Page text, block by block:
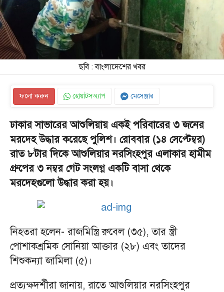
ছবি : বাংলাদেশের খবর
ফলো করুন হোয়াটসঅ্যাপ মেসেঞ্জার
ঢাকার সাভারের আশুলিয়ায় একই পরিবারের ৩ জনের
মরদেহ উদ্ধার করেছে পুলিশ। রোববার (১৪ সেপ্টেম্বর)
রাত ৮টার দিকে আশুলিয়ার নরসিংহপুর এলাকার হামীম
গ্রুপের ৩ নম্বর গেট সংলগ্ন একটি বাসা থেকে
মরদেহগুলো উদ্ধার করা হয়।
নিহতরা হলেন- রাজমিস্ত্রি রুবেল (৩৫), তার স্ত্রী
পোশাকশ্রমিক সোনিয়া আক্তার (২৮) এবং তাদের
শিশুকন্যা জামিলা (৫)।
প্রত্যক্ষদর্শীরা জানায়, রাতে আশুলিয়ার নরসিংহপুর